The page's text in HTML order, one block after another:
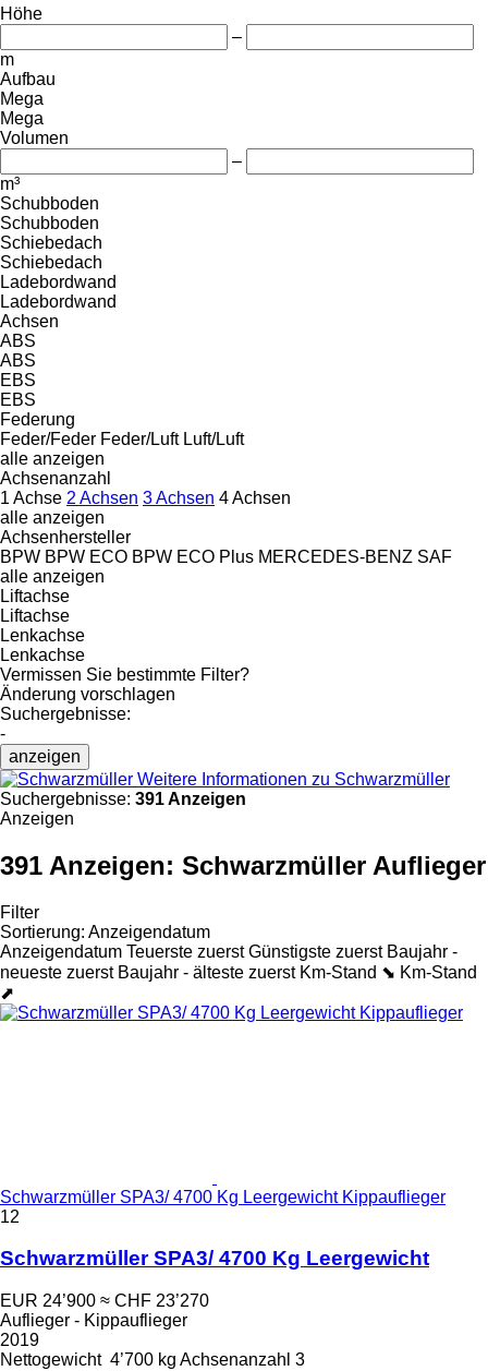
Höhe
–
m
Aufbau
Mega
Mega
Volumen
–
m³
Schubboden
Schubboden
Schiebedach
Schiebedach
Ladebordwand
Ladebordwand
Achsen
ABS
ABS
EBS
EBS
Federung
Feder/Feder Feder/Luft Luft/Luft
alle anzeigen
Achsenanzahl
1 Achse 2 Achsen 3 Achsen 4 Achsen
alle anzeigen
Achsenhersteller
BPW BPW ECO BPW ECO Plus MERCEDES-BENZ SAF
alle anzeigen
Liftachse
Liftachse
Lenkachse
Lenkachse
Vermissen Sie bestimmte Filter?
Änderung vorschlagen
Suchergebnisse:
-
anzeigen
Weitere Informationen zu Schwarzmüller
Suchergebnisse: 391 Anzeigen
Anzeigen
391 Anzeigen: Schwarzmüller Auflieger
Filter
Sortierung: Anzeigendatum
Anzeigendatum Teuerste zuerst Günstigste zuerst Baujahr -
neueste zuerst Baujahr - älteste zuerst Km-Stand ⬊ Km-Stand
⬈
Schwarzmüller SPA3/ 4700 Kg Leergewicht Kippauflieger
12
Schwarzmüller SPA3/ 4700 Kg Leergewicht
EUR 24’900 ≈ CHF 23’270
Auflieger - Kippauflieger
2019
Nettogewicht 4’700 kg Achsenanzahl 3